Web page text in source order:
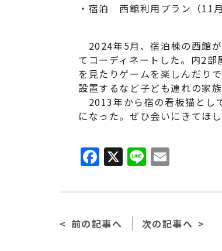
・宿泊 西館利用プラン（11
2024年5月、宿泊棟の西館
てコーディネートした。内2
を見たりゲームを楽しんだり
設置するなど子ども連れの家
2013年から宿の看板猫とし
になった。ぜひ会いにきてほ
F
a
b
X Li
n
前の記事へ 次の記事へ